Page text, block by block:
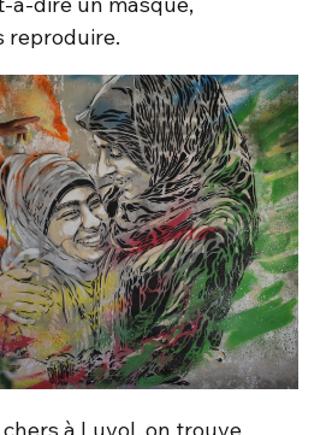
reproduire.